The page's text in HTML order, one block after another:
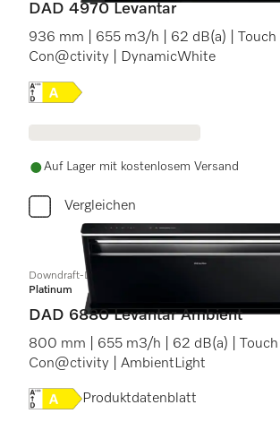
DAD 4970 Levantar
936 mm | 655 m3/h | 62 dB(a) | Touch |
Con@ctivity | DynamicWhite
Onlinelabel Image, Energielabel
Auf Lager mit kostenlosem Versand
Vergleichen
Downdraft-Dunstabzug
Platinum
DAD 6880 Levantar Ambient
800 mm | 655 m3/h | 62 dB(a) | Touch |
Con@ctivity | AmbientLight
Onlinelabel Image, Energielabel
Produktdatenblatt